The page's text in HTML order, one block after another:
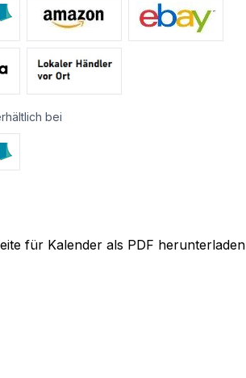
bei
für Kalender als PDF herunterladen